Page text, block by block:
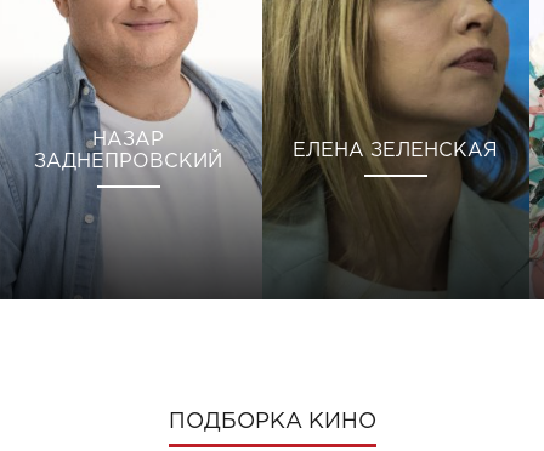
НАЗАР
ЗАДНЕПРОВСКИЙ
ЕЛЕНА ЗЕЛЕНСКАЯ
ПОДБОРКА КИНО